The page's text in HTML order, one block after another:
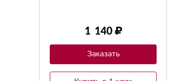
3 000
Заказать